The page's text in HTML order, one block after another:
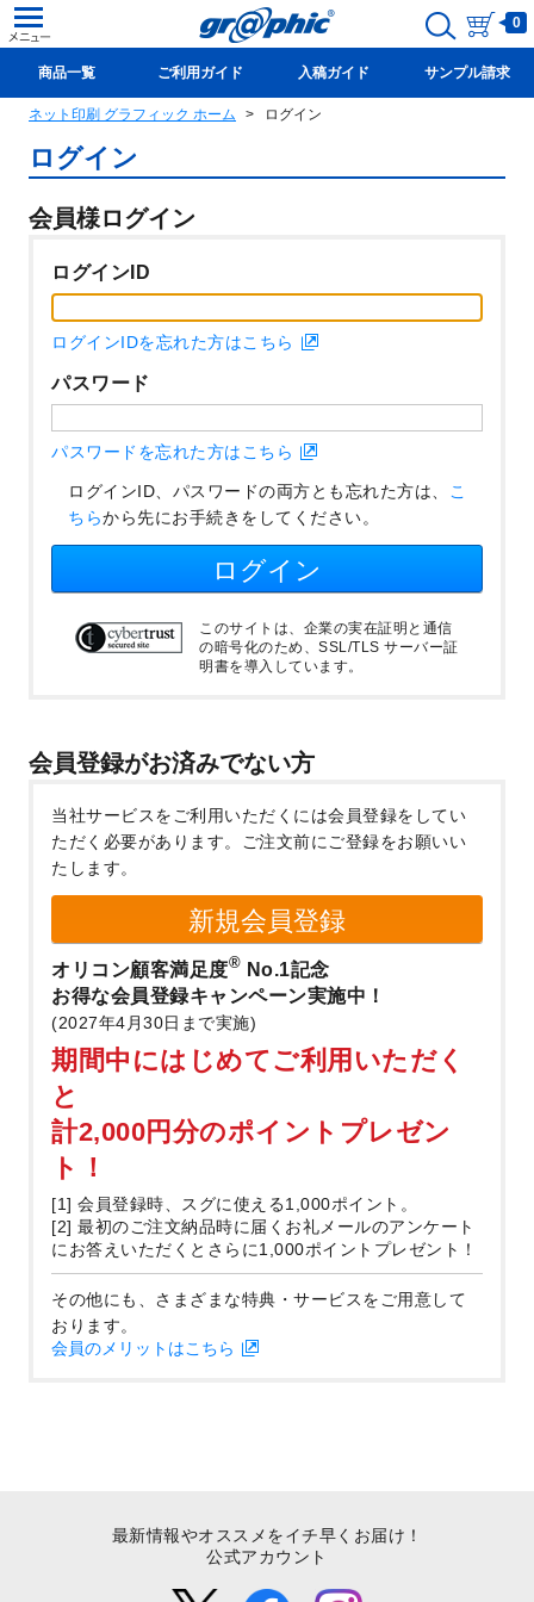
0
商品一覧 ご利用ガイド 入稿ガイド サンプル請求
新規会員登録(無料)
ネット印刷 グラフィック ホーム ログイン
ログイン
会員様ログイン
ログインID
ログインIDを忘れた方はこちら
パスワード
パスワードを忘れた方はこちら
ログインID、パスワードの両方とも忘れた方は、 こ
ちらから先にお手続きをしてください。
ログイン
このサイトは、企業の実在証明と通信
の暗号化のため、SSL/TLS サーバー証
明書を導入しています。
会員登録がお済みでない方
当社サービスをご利用いただくには会員登録をしてい
ただく必要があります。
ご注文前にご登録をお願いい
たします。
新規会員登録
オリコン顧客満足度® No.1記念
お得な会員登録キャンペーン実施中！
(2027年4月30日まで実施)
期間中にはじめてご利用いただく
と
計2,000円分のポイントプレゼン
ト！
[1] 会員登録時、スグに使える1,000ポイント。
[2] 最初のご注文納品時に届くお礼メールのアンケート
にお答えいただくとさらに1,000ポイントプレゼント！
その他にも、さまざまな特典・サービスをご用意して
おります。
会員のメリットはこちら
最新情報やオススメをイチ早くお届け！
公式アカウント